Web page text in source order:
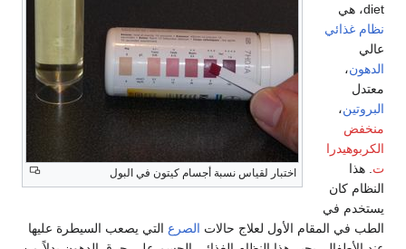
اختبار لقياس نسبة أجسام كيتون في البول
diet، هي
نظام غذائي
عالي
الدهون،
معتدل
البروتين،
منخفض
الكربوهيدرا
ت . هذا
النظام كان
يستخدم في
الطب في المقام الأول لعلاج حالات الصرع التي يصعب السيطرة عليها